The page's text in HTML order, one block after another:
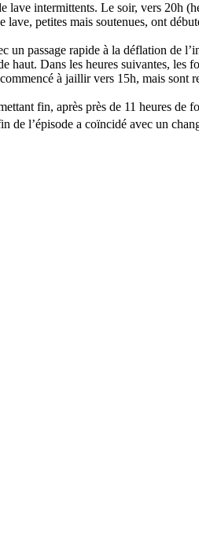
lave intermittents. Le soir, vers 20h
petites mais soutenues, ont
un passage rapide à la déflation de
haut. Dans les heures suivantes, les
à jaillir vers 15h, mais sont
fin, après près de 11 heures de
de l’épisode a coïncidé avec un